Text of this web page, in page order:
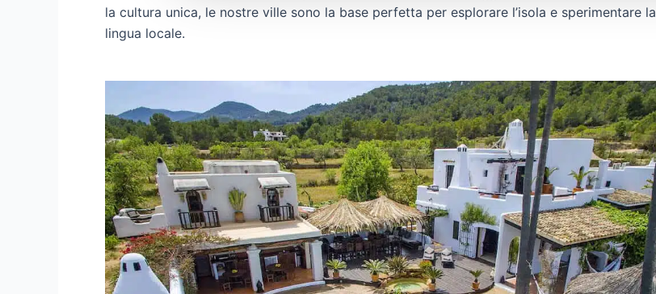
la cultura unica, le nostre ville sono la base perfetta per esplorare l’isola e sperimentare la
lingua locale.